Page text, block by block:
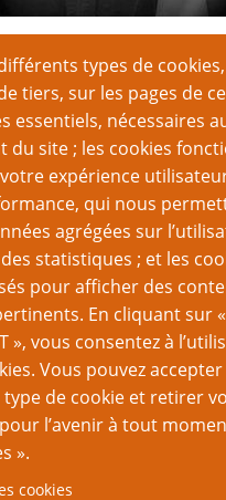
types de
tiers, sur les pages de
essentiels, nécessaires
du site ; les cookies
expérience
qui nous
agrégées sur
statistiques ; et les
pour afficher des
En cliquant sur «
», vous consentez à
Vous pouvez
de cookie et retirer
l’avenir à tout
».
cookies
tellement vers la fin
qu'il fonda
d'articles de fond, dont
écrit sur, réfléchi sur,
de réaliser son rêve en
suppléments,
2, tout en
de sa santé mentale. Il
JdR de l’univers.
ses posts deblogs
d-constructions et ceux du
qui lutte contre la